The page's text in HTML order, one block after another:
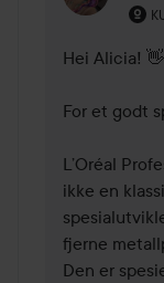
Hei Alicia! 👋
For et godt
L’Oréal
ikke en
fjerne
Den er